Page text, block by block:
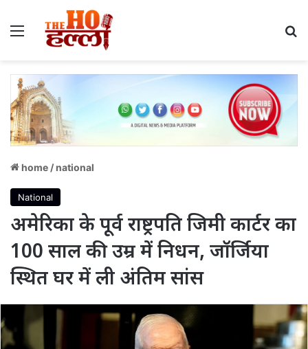
Menu
home /national
National
अमेरिका के पूर्व राष्ट्रपति जिमी कार्टर का
100 साल की उम्र में निधन, जॉर्जिया
स्थित घर में ली अंतिम सांस